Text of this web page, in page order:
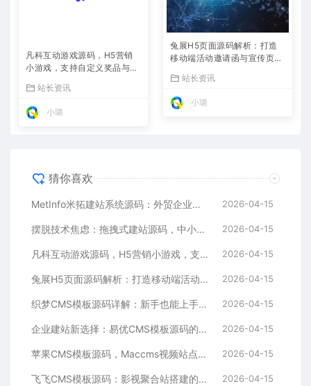
凡科互动游戏源码，H5营销
小游戏，支持自定义奖品与分
站长资讯
小璐
兔展H5页面源码解析：打造
移动端活动邀请函与宣传页的
站长资讯
小璐
猜你喜欢
MetInfo米拓建站系统源码：外贸企业官网的高性价比之选，内置SEO省心落地 2026-04-15
摆脱技术焦虑：拖拽式建站源码，中小企业的数字化捷径 2026-04-15
凡科互动游戏源码，H5营销小游戏，支持自定义奖品与分享 2026-04-15
兔展H5页面源码解析：打造移动端活动邀请函与宣传页的利器 2026-04-15
织梦CMS模板源码详解：新手也能上手的DedeCMS二次开发与建站指南 2026-04-15
企业建站新选择：易优CMS模板源码的多语言与SEO优势 2026-04-15
苹果CMS模板源码，Maccms视频站点，影视资源站模板首选 2026-04-15
飞飞CMS模板源码：影视聚合站搭建的理想之选 2026-04-15